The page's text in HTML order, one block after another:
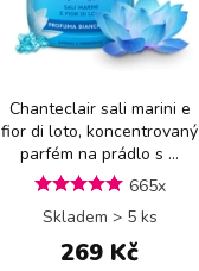
Chanteclair sali marini e
fior di loto, koncentrovaný
parfém na prádlo s ...
665x
Skladem > 5 ks
269 Kč